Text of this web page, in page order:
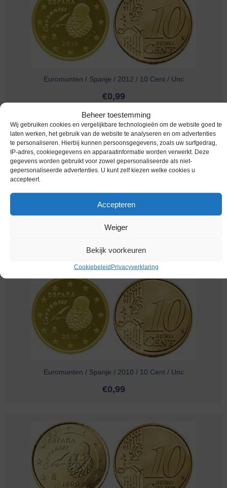
Beheer toestemming
Wij gebruiken cookies en vergelijkbare technologieën om de website goed te
laten werken, het gebruik van de website te analyseren en om advertenties
te personaliseren. Hierbij kunnen persoonsgegevens, zoals uw surfgedrag,
IP-adres, cookiegegevens en apparaatinformatie worden verwerkt. Deze
gegevens worden gebruikt voor zowel gepersonaliseerde als niet-
gepersonaliseerde advertenties. U kunt zelf kiezen welke cookies u
accepteert.
Accepteren
Weiger
Bekijk voorkeuren
CookiebeleidPrivacyverklaring
Euromunten / Spanje / 2012 / 10 Cent / Unc
€0,99
Euromunten / Spanje / 2011 / 10 Cent / Unc
Euromunten / Spanje / 2010 / 10 Cent / Unc
€0,99